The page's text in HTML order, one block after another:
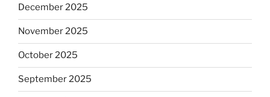
December 2025
November 2025
October 2025
September 2025